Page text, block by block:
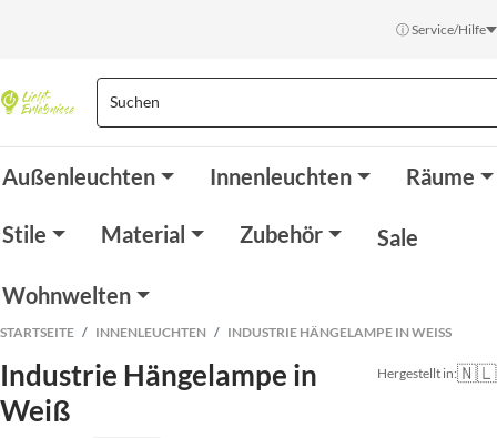
ⓘ Service/Hilfe
Außenleuchten Innenleuchten Räume
Stile Material Zubehör Sale
Wohnwelten
STARTSEITE INNENLEUCHTEN INDUSTRIE HÄNGELAMPE IN WEISS
Industrie Hängelampe in
Weiß
Hergestellt in:🇳🇱